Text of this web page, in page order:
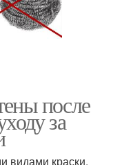
после
за
видами краски.